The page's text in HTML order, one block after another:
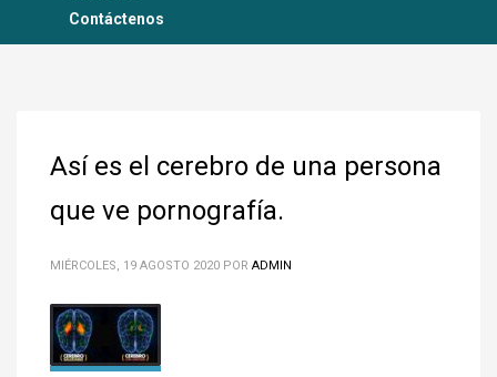
Contáctenos
Así es el cerebro de una persona
que ve pornografía.
MIÉRCOLES, 19 AGOSTO 2020 POR ADMIN